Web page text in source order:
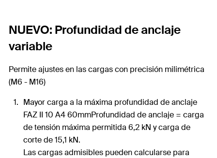
NUEVO: Profundidad de anclaje
variable
Permite ajustes en las cargas con precisión milimétrica
(M6 - M16)
Mayor carga a la máxima profundidad de anclaje
FAZ II 10 A4 60mmProfundidad de anclaje = carga
de tensión máxima permitida 6,2 kN y carga de
corte de 15,1 kN.
Las cargas admisibles pueden calcularse para